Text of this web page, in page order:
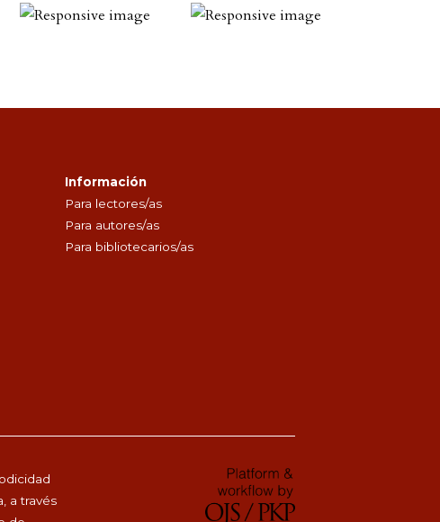
Información
Para lectores/as
Para autores/as
Para bibliotecarios/as
a través